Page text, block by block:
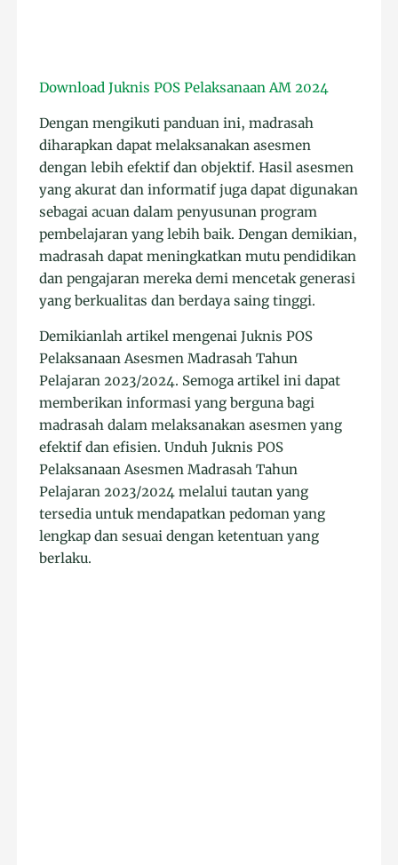
Download Juknis POS Pelaksanaan AM 2024
Dengan mengikuti panduan ini, madrasah
diharapkan dapat melaksanakan asesmen
dengan lebih efektif dan objektif. Hasil asesmen
yang akurat dan informatif juga dapat digunakan
sebagai acuan dalam penyusunan program
pembelajaran yang lebih baik. Dengan demikian,
madrasah dapat meningkatkan mutu pendidikan
dan pengajaran mereka demi mencetak generasi
yang berkualitas dan berdaya saing tinggi.
Demikianlah artikel mengenai Juknis POS
Pelaksanaan Asesmen Madrasah Tahun
Pelajaran 2023/2024. Semoga artikel ini dapat
memberikan informasi yang berguna bagi
madrasah dalam melaksanakan asesmen yang
efektif dan efisien. Unduh Juknis POS
Pelaksanaan Asesmen Madrasah Tahun
Pelajaran 2023/2024 melalui tautan yang
tersedia untuk mendapatkan pedoman yang
lengkap dan sesuai dengan ketentuan yang
berlaku.